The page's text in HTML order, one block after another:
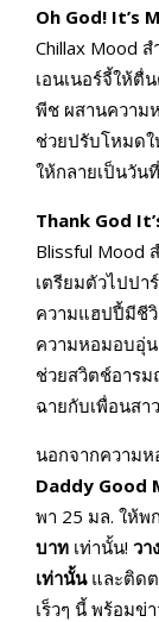
Oh God! It’s
Chillax Mood
เอนเนอร์จี้ให้
พีช ผสานความ
ช่วยปรับโหมด
ให้กลายเป็นวัน
Thank God
Blissful Mood
เตรียมตัวไปปา
ความแฮปปี้มีชี
ความหอมอบอุ่
ช่วยสวิตช์อาร
ฉายกับเพื่อนสา
นอกจากความ
Daddy Good
พา 25 มล. ให้พ
บาท เท่านั้น! วา
เท่านั้น และติด
เร็วๆ นี้ พร้อมข่